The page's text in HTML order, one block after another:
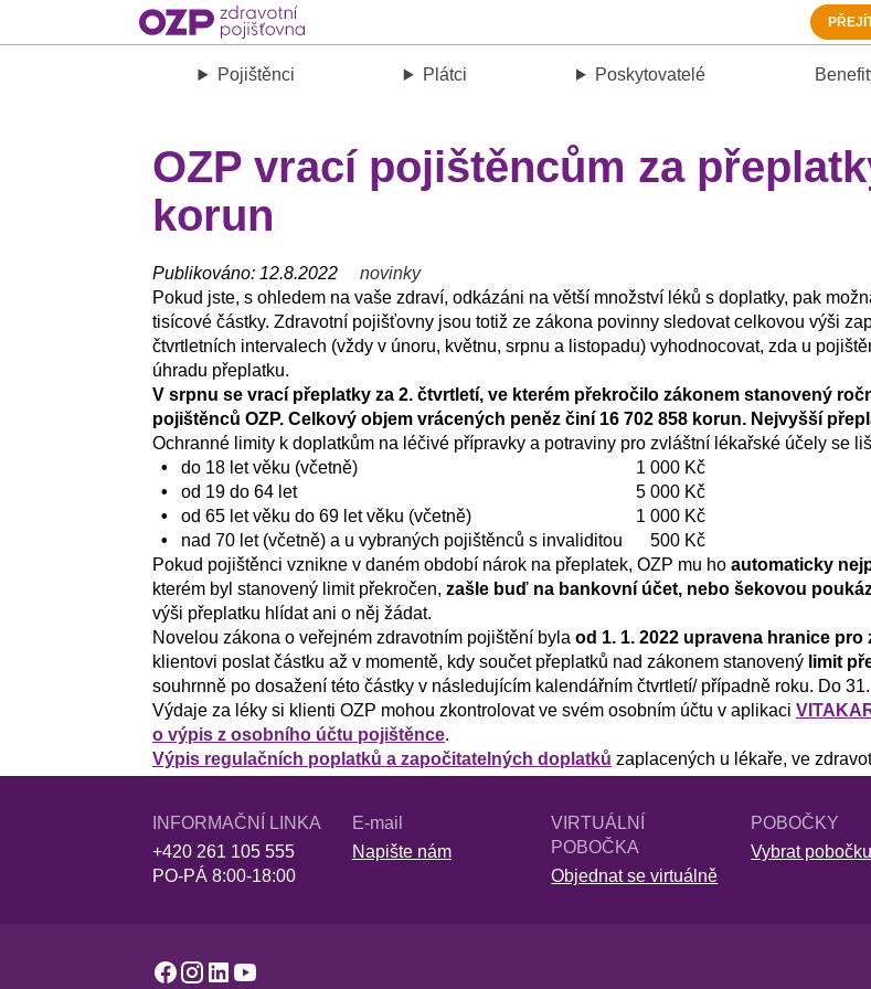
Pojištěnci Plátci Poskytovatelé
OZP vrací pojištěncům za
korun
Publikováno: 12.8.2022
novinky
Pokud jste, s ohledem na vaše zdraví, odkázáni na větší množství léků s doplatky, pak
tisícové částky. Zdravotní pojišťovny jsou totiž ze zákona povinny sledovat celkovou výši
čtvrtletních intervalech (vždy v únoru, květnu, srpnu a listopadu) vyhodnocovat, zda u
úhradu přeplatku.
V srpnu se vrací přeplatky za 2. čtvrtletí, ve kterém překročilo zákonem stanovený
pojištěnců OZP. Celkový objem vrácených peněz činí 16 702 858 korun. Nejvyšší
Ochranné limity k doplatkům na léčivé přípravky a potraviny pro zvláštní lékařské účely se
• do 18 let věku (včetně)
1 000 Kč
• od 19 do 64 let
5 000 Kč
• od 65 let věku do 69 let věku (včetně)
1 000 Kč
• nad 70 let (včetně) a u vybraných pojištěnců s invaliditou
500 Kč
Pokud pojištěnci vznikne v daném období nárok na přeplatek, OZP mu ho automaticky
kterém byl stanovený limit překročen, zašle buď na bankovní účet, nebo šekovou
výši přeplatku hlídat ani o něj žádat.
Novelou zákona o veřejném zdravotním pojištění byla od 1. 1. 2022 upravena hranice pro
klientovi poslat částku až v momentě, kdy součet přeplatků nad zákonem stanovený limit
souhrnně po dosažení této částky v následujícím kalendářním čtvrtletí/ případně roku. Do
Výdaje za léky si klienti OZP mohou zkontrolovat ve svém osobním účtu v aplikaci
o výpis z osobního účtu pojištěnce.
Výpis regulačních poplatků a započitatelných doplatků zaplacených u lékaře, ve
INFORMAČNÍ LINKA
+420 261 105 555
PO-PÁ 8:00-18:00
E-mail
Napište nám
VIRTUÁLNÍ
POBOČKA
Objednat se virtuálně
POBOČKY
Vybrat pobočku